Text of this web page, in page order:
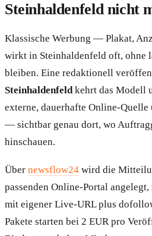
Steinhaldenfeld nicht
Klassische Werbung — Plakat,
wirkt in Steinhaldenfeld oft, ohne
bleiben. Eine redaktionell
Steinhaldenfeldkehrt das Modell
externe, dauerhafte Online-Quelle
— sichtbar genau dort, wo
hinschauen.
Über newsflow24 wird die
passenden Online-Portal
mit eigener Live-URL plus
Pakete starten bei 2 EUR pro